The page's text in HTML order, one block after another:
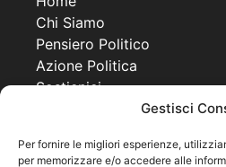
Gestisci
Per fornire le migliori esperienze,
per memorizzare e/o accedere alle
Chi Siamo
Pensiero Politico
Azione Politica
Sostienici
Progetti